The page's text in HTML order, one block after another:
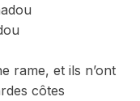
rame, et ils n’ont
côtes